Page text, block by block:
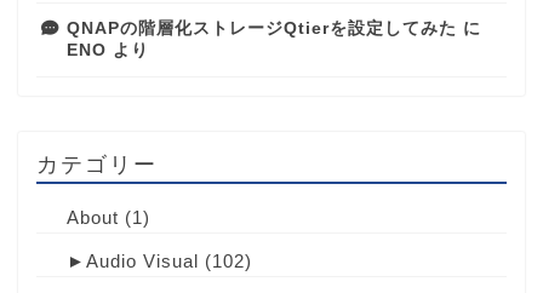
QNAPの階層化ストレージQtierを設定してみた に
ENO より
カテゴリー
About (1)
► Audio Visual (102)